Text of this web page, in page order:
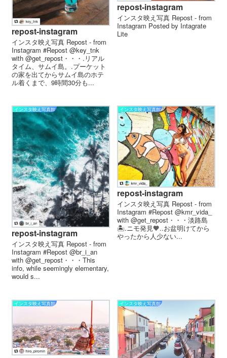
repost-instagram
インスタ映え写真 Repost - from
Instagram #Repost @key_tnk
with @get_repost・・・.リアル
タイム、サムイ島。.プーケット
の家を出てからサムイ島のホテ
ル着くまで、9時間30分も...
repost-instagram
インスタ映え写真 Repost - from
Instagram Posted by Intagrate
Lite
インスタ映え写真館
repost-instagram
インスタ映え写真 Repost - from
Instagram #Repost @br_i_an
with @get_repost・・・This
info, while seemingly elementary,
would s...
インスタ映え写真館
repost-instagram
インスタ映え写真 Repost - from
Instagram #Repost @kmr_vida_
with @get_repost・・・淡路島
🏝.ニモ発見🧡..お盆明けてから
やったから人少ない...
インスタ映え写真館 インスタ映え写真館